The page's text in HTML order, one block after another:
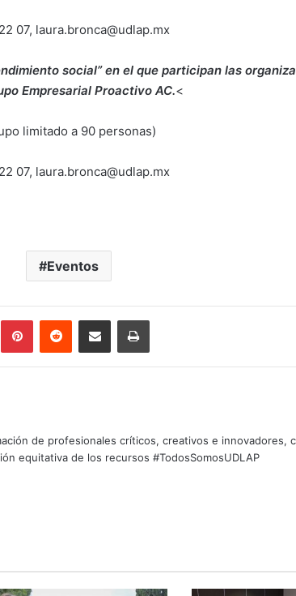
07, laura.bronca@udlap.mx
social” en el que participan las
Empresarial Proactivo AC.<
limitado a 90 personas)
07, laura.bronca@udlap.mx
Eventos
PinterestReddit Share via Email Print
de profesionales críticos, creativos e innovadores,
equitativa de los recursos #TodosSomosUDLAP